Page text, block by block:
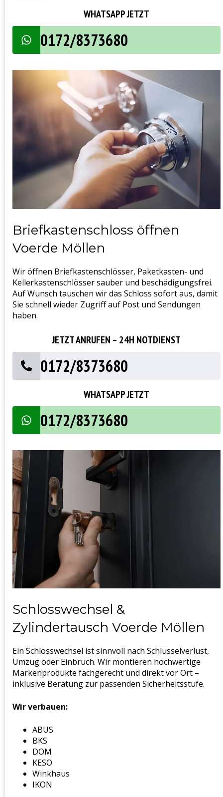
WHATSAPP JETZT
0172/8373680
Briefkastenschloss öffnen
Voerde Möllen
Wir öffnen Briefkastenschlösser, Paketkasten- und
Kellerkastenschlösser sauber und beschädigungsfrei.
Auf Wunsch tauschen wir das Schloss sofort aus, damit
Sie schnell wieder Zugriff auf Post und Sendungen
haben.
JETZT ANRUFEN – 24H NOTDIENST
0172/8373680
WHATSAPP JETZT
0172/8373680
Schlosswechsel &
Zylindertausch Voerde Möllen
Ein Schlosswechsel ist sinnvoll nach Schlüsselverlust,
Umzug oder Einbruch. Wir montieren hochwertige
Markenprodukte fachgerecht und direkt vor Ort –
inklusive Beratung zur passenden Sicherheitsstufe.
Wir verbauen:
ABUS
BKS
DOM
KESO
Winkhaus
IKON